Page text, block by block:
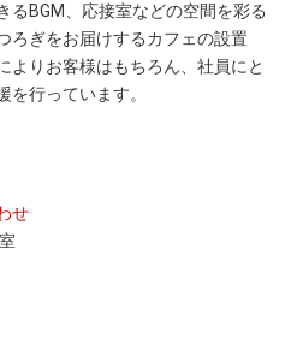
るBGM、応接室などの空間を彩る
ろぎをお届けするカフェの設置
よりお客様はもちろん、社員にと
を行っています。
せ